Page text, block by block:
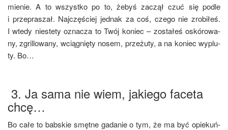
mie­nie. A to wszyst­ko po to, żebyś zaczął czuć się pod­le
i prze­pra­szał. Naj­czę­ściej jed­nak za coś, cze­go nie zro­bi­łeś.
I wte­dy nie­ste­ty ozna­cza to Twój koniec – zosta­łeś oskó­ro­wa­
ny, zgril­lo­wa­ny, wcią­gnię­ty nosem, prze­żu­ty, a na koniec wyplu­
ty. Bo…
3. Ja sama nie wiem, jakiego faceta
chcę…
Bo całe to bab­skie smęt­ne gada­nie o tym, że ma być opie­kuń­